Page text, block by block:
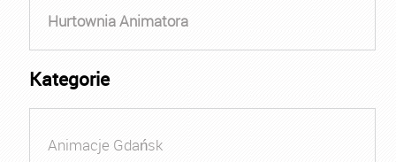
Hurtownia Animatora
Kategorie
Animacje Gdańsk